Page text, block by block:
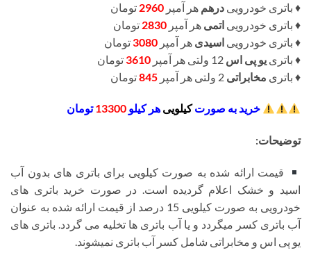
♦️ باتری خودرویی درهم هر آمپر 2960 تومان
♦️ باتری خودرویی اتمی هر آمپر 2830 تومان
♦️ باتری خودرویی اسیدی هر آمپر 3080تومان
♦️ باتری یو پی اس 3610تومان
♦️ باتری مخابراتی 845تومان
خرید به صورتکیلویی هر کیلو 13300تومان
توضیحات:
قیمت ارائه شده به صورت کیلویی برای باتری های بدون آب
اسید و خشک اعلام گردیده است. در صورت خرید باتری های
خودرویی به صورت کیلویی 15 درصد از قیمت ارائه شده به عنوان
آب باتری کسر میگردد و یا آب باتری ها تخلیه می گردد. باتری های
یو پی اس و مخابراتی شامل کسر آب باتری نمیشوند.